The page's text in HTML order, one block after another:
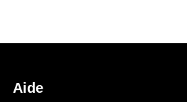
Aide